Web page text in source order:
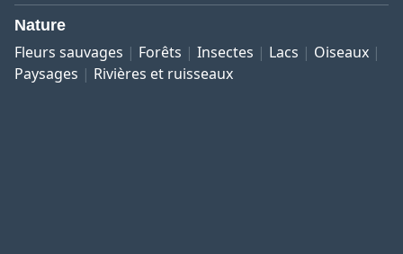
Nature
Fleurs sauvages Forêts Insectes Lacs
Oiseaux
Paysages
Rivières et ruisseaux